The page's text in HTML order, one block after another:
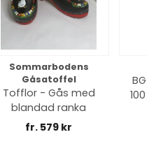
Sommarbodens
Gåsatoffel
Tofflor - Gås med
blandad ranka
fr. 579 kr